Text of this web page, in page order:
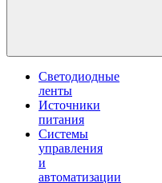
Светодиодные
ленты
Источники
питания
Системы
управления
и
автоматизации